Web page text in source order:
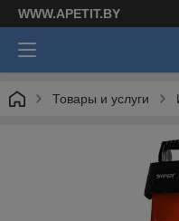
WWW.APETIT.BY
Товары и услуги